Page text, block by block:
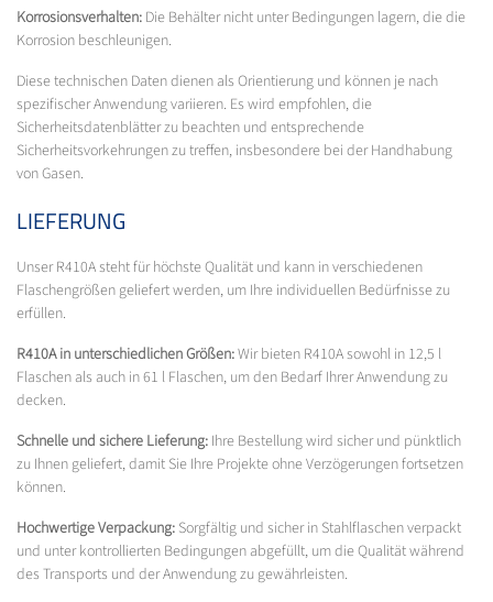
Korrosionsverhalten: Die Behälter nicht unter Bedingungen lagern, die die
Korrosion beschleunigen.
Diese technischen Daten dienen als Orientierung und können je nach
spezifischer Anwendung variieren. Es wird empfohlen, die
Sicherheitsdatenblätter zu beachten und entsprechende
Sicherheitsvorkehrungen zu treffen, insbesondere bei der Handhabung
von Gasen.
LIEFERUNG
Unser R410A steht für höchste Qualität und kann in verschiedenen
Flaschengrößen geliefert werden, um Ihre individuellen Bedürfnisse zu
erfüllen.
R410A in unterschiedlichen Größen:Wir bieten R410A sowohl in 12,5 l
Flaschen als auch in 61 l Flaschen, um den Bedarf Ihrer Anwendung zu
decken.
Schnelle und sichere Lieferung: Ihre Bestellung wird sicher und pünktlich
zu Ihnen geliefert, damit Sie Ihre Projekte ohne Verzögerungen fortsetzen
können.
Hochwertige Verpackung: Sorgfältig und sicher in Stahlflaschen verpackt
und unter kontrollierten Bedingungen abgefüllt, um die Qualität während
des Transports und der Anwendung zu gewährleisten.